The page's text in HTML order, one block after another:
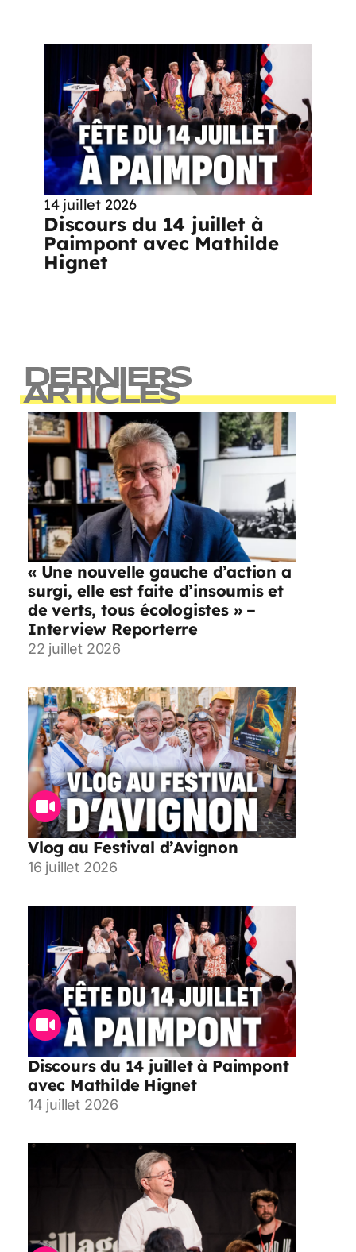
14 juillet 2026
Discours du 14 juillet à
Paimpont avec Mathilde
Hignet
DERNIERS
ARTICLES
« Une nouvelle gauche d’action a
surgi, elle est faite d’insoumis et
de verts, tous écologistes » –
Interview Reporterre
22 juillet 2026
Vlog au Festival d’Avignon
16 juillet 2026
Discours du 14 juillet à Paimpont
avec Mathilde Hignet
14 juillet 2026